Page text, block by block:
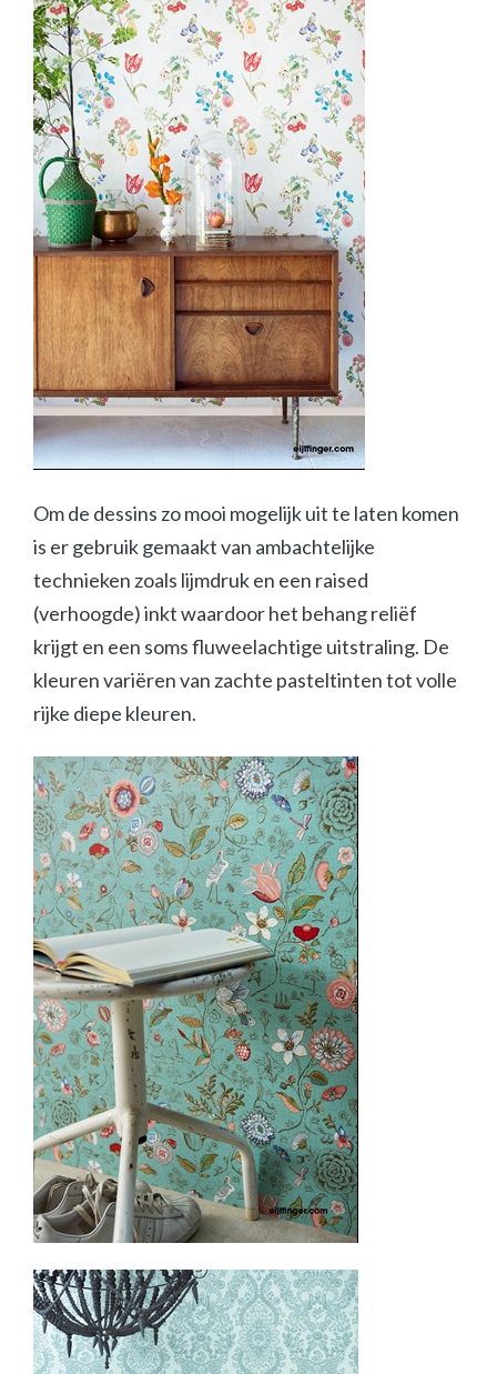
Om de dessins zo mooi mogelijk uit te laten komen
is er gebruik gemaakt van ambachtelijke
technieken zoals lijmdruk en een raised
(verhoogde) inkt waardoor het behang reliëf
krijgt en een soms fluweelachtige uitstraling. De
kleuren variëren van zachte pasteltinten tot volle
rijke diepe kleuren.